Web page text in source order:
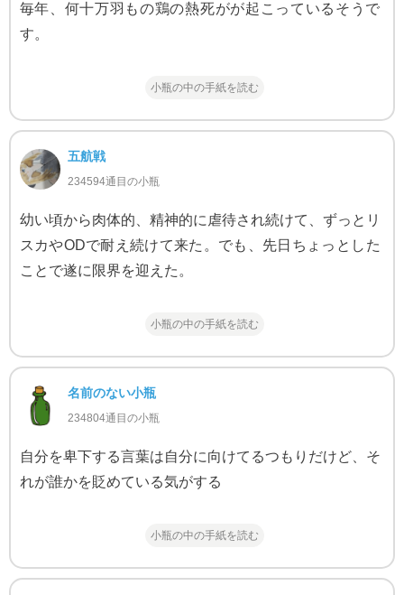
毎年、何十万羽もの鶏の熱死がが起こっているそうで
す。
小瓶の中の手紙を読む
五航戦
234594通目の小瓶
幼い頃から肉体的、精神的に虐待され続けて、ずっとリ
スカやODで耐え続けて来た。でも、先日ちょっとした
ことで遂に限界を迎えた。
小瓶の中の手紙を読む
名前のない小瓶
234804通目の小瓶
自分を卑下する言葉は自分に向けてるつもりだけど、そ
れが誰かを貶めている気がする
小瓶の中の手紙を読む